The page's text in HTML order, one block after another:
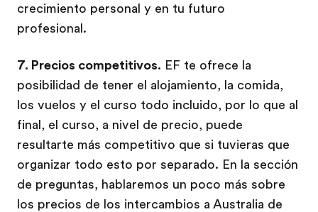
crecimiento personal y en tu futuro
profesional.
7. Precios competitivos. EF te ofrece la
posibilidad de tener el alojamiento, la comida,
los vuelos y el curso todo incluido, por lo que al
final, el curso, a nivel de precio, puede
resultarte más competitivo que si tuvieras que
organizar todo esto por separado. En la sección
de preguntas, hablaremos un poco más sobre
los precios de los intercambios a Australia de